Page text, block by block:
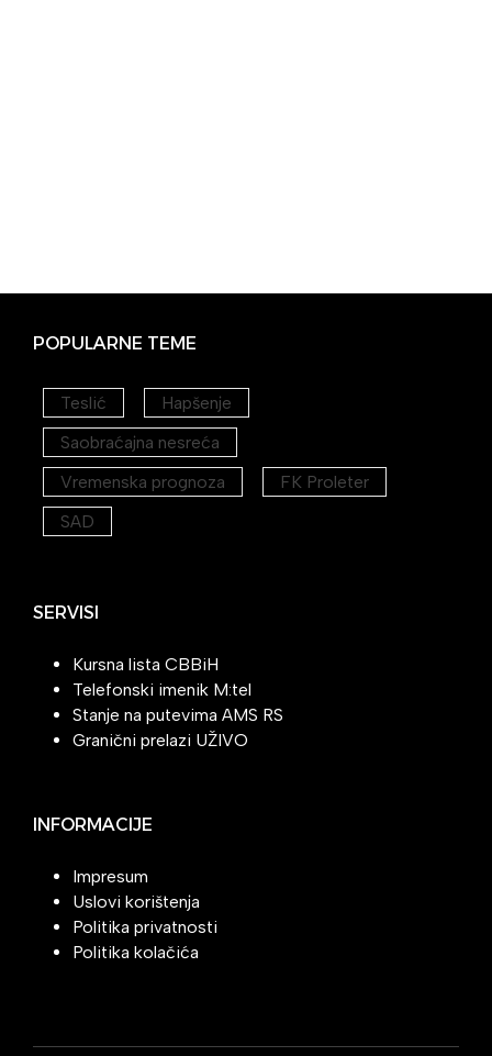
POPULARNE TEME
Teslić
Hapšenje
Saobraćajna nesreća
Vremenska prognoza
FK Proleter
SAD
SERVISI
Kursna lista CBBiH
Telefonski imenik M:tel
Stanje na putevima AMS RS
Granični prelazi UŽIVO
INFORMACIJE
Impresum
Uslovi korištenja
Politika privatnosti
Politika kolačića